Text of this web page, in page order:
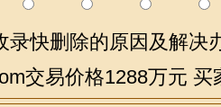
录快删除的原因及解决
交易价格1288万元 买